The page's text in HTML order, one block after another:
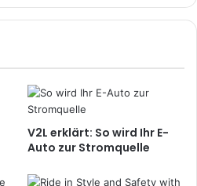
V2L erklärt: So wird Ihr E-
Auto zur Stromquelle